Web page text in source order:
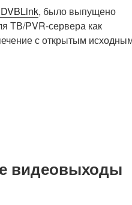
, было выпущено
ТВ/PVR-сервера как
с открытым
видеовыходы